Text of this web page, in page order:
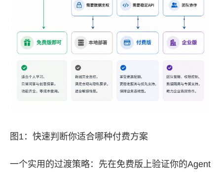
图1：快速判断你适合哪种付费方案
一个实用的过渡策略：先在免费版上验证你的Agent